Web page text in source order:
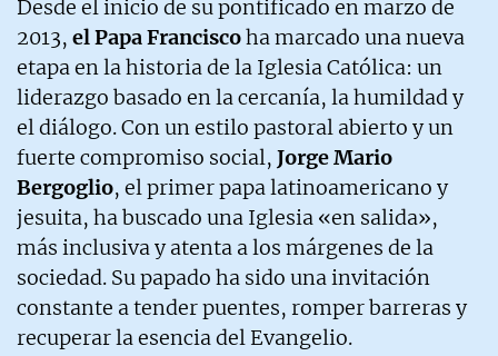
Desde el inicio de su pontificado en marzo de
2013, el Papa Franciscoha marcado una nueva
etapa en la historia de la Iglesia Católica: un
liderazgo basado en la cercanía, la humildad y
el diálogo. Con un estilo pastoral abierto y un
fuerte compromiso social, Jorge Mario
Bergoglio, el primer papa latinoamericano y
jesuita, ha buscado una Iglesia «en salida»,
más inclusiva y atenta a los márgenes de la
sociedad. Su papado ha sido una invitación
constante a tender puentes, romper barreras y
recuperar la esencia del Evangelio.